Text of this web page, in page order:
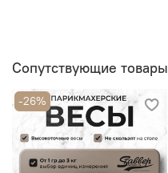
Сопутствующие товары
-26%